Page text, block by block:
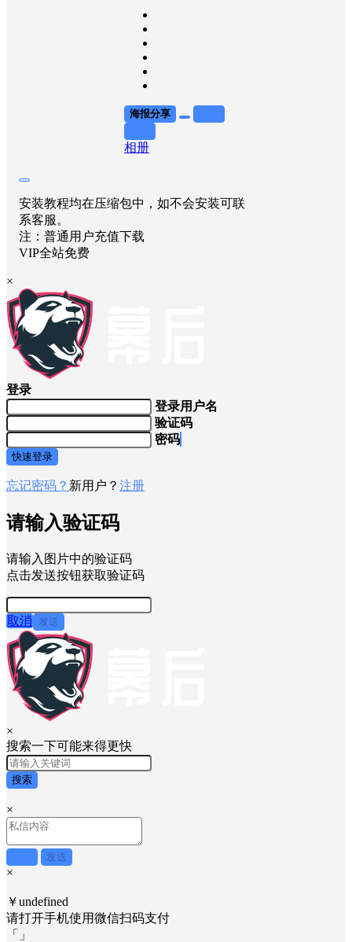
海报分享
相册
安装教程均在压缩包中，如不会安装可联
系客服。
注：普通用户充值下载
VIP全站免费
×
登录
登录用户名
验证码
密码
快速登录
忘记密码？ 新用户？ 注册
请输入验证码
请输入图片中的验证码
点击发送按钮获取验证码
取消 发送
×
搜索一下可能来得更快
搜索
×
发送
×
￥undefined
请打开手机使用微信扫码支付
「
」